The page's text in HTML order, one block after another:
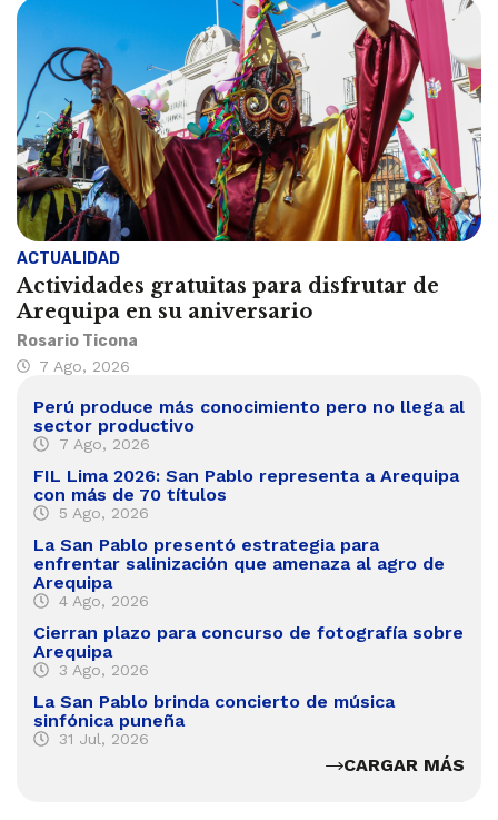
ACTUALIDAD
Actividades gratuitas para disfrutar de
Arequipa en su aniversario
Rosario Ticona
7 Ago, 2026
Perú produce más conocimiento pero no llega al
sector productivo
7 Ago, 2026
FIL Lima 2026: San Pablo representa a Arequipa
con más de 70 títulos
5 Ago, 2026
La San Pablo presentó estrategia para
enfrentar salinización que amenaza al agro de
Arequipa
4 Ago, 2026
Cierran plazo para concurso de fotografía sobre
Arequipa
3 Ago, 2026
La San Pablo brinda concierto de música
sinfónica puneña
31 Jul, 2026
CARGAR MÁS